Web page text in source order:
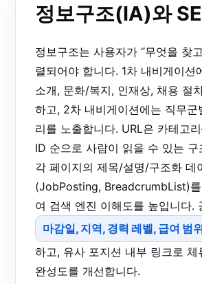
정보구조(IA)와
정보구조는 사용자가 “무엇을 찾
렬되어야 합니다. 1차 내비게이션
소개, 문화/복지, 인재상, 채용 절
하고, 2차 내비게이션에는 직무군
리를 노출합니다. URL은 카테고
ID 순으로 사람이 읽을 수 있는 구
각 페이지의 제목/설명/구조화 데
(JobPosting, BreadcrumbList)
여 검색 엔진 이해도를 높입니다.
마감일, 지역, 경력 레벨, 급여 범위
하고, 유사 포지션 내부 링크로 체
완성도를 개선합니다.